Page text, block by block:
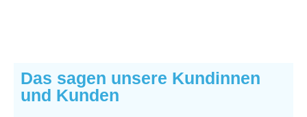
Das sagen unsere Kundinnen
und Kunden